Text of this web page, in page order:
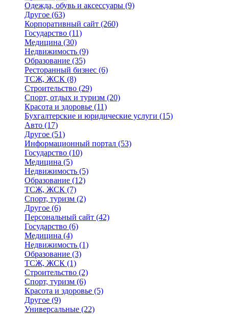
Одежда, обувь и аксессуары (9)
Другое (63)
Корпоративный сайт (260)
Государство (11)
Медицина (30)
Недвижимость (9)
Образование (35)
Ресторанный бизнес (6)
ТСЖ, ЖСК (8)
Строительство (29)
Спорт, отдых и туризм (20)
Красота и здоровье (11)
Бухгалтерские и юридические услуги (15)
Авто (17)
Другое (51)
Информационный портал (53)
Государство (10)
Медицина (5)
Недвижимость (5)
Образование (12)
ТСЖ, ЖСК (7)
Спорт, туризм (2)
Другое (6)
Персональный сайт (42)
Государство (6)
Медицина (4)
Недвижимость (1)
Образование (3)
ТСЖ, ЖСК (1)
Строительство (2)
Спорт, туризм (6)
Красота и здоровье (5)
Другое (9)
Универсальные (22)